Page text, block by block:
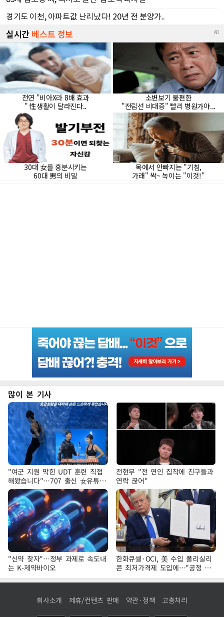
많이 본 기사
"여군 지원 막힌 UDT 훈련 직접
해봤습니다"…707 출신 女유튜버
'완벽 소화'
전현무 "전 연인 집착에 친구들과
연락 끊어"
"신약 찾자"…정부 과제로 속도내
는 K-제약바이오
한화큐셀·OCI, 美 수입 폴리실리
콘 최저가격제 도입에…"공정 경
쟁·수익성 개선 환영"
회사소개 제휴/컨텐츠 판매 약관·정책 고충처리